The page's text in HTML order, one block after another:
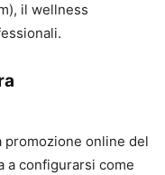
il wellness
online del
a configurarsi come